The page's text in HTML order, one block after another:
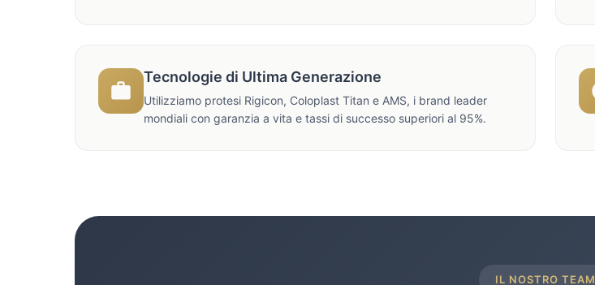
Tecnologie di Ultima Generazione
Utilizziamo protesi Rigicon, Coloplast Titan e AMS, i brand leader
mondiali con garanzia a vita e tassi di successo superiori al 95%.
IL NOSTRO TEAM